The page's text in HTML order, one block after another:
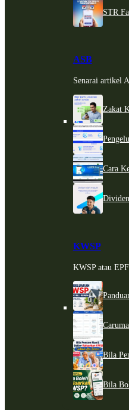
STR
ASB
Senarai artikel
Zakat
Cara
KWSP
KWSP atau
Bila
Bila